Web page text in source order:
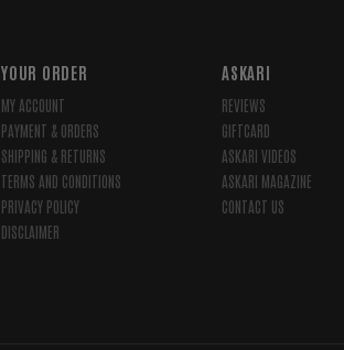
YOUR ORDER
MY ACCOUNT
PAYMENT & ORDERS
SHIPPING & RETURNS
TERMS AND CONDITIONS
PRIVACY POLICY
DISCLAIMER
ASKARI
REVIEWS
GIFTCARD
ASKARI VIDEOS
ASKARI MAGAZINE
CONTACT US